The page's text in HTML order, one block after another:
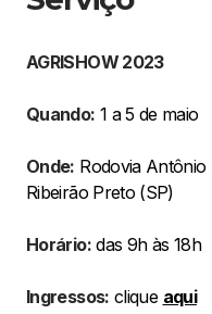
AGRISHOW 2023
Quando: 1 a 5 de maio
Onde: Rodovia Antônio
Ribeirão Preto (SP)
Horário:das 9h às 18h
Ingressos: clique aqui